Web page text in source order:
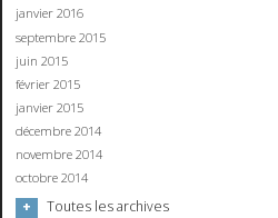
janvier 2016
septembre 2015
juin 2015
février 2015
janvier 2015
décembre 2014
novembre 2014
octobre 2014
Toutes les archives